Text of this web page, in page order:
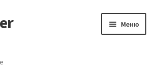
Меню